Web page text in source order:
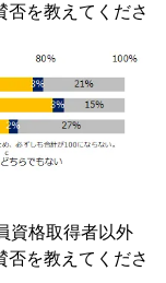
否を教えてくださ
資格取得者以外
否を教えてくださ